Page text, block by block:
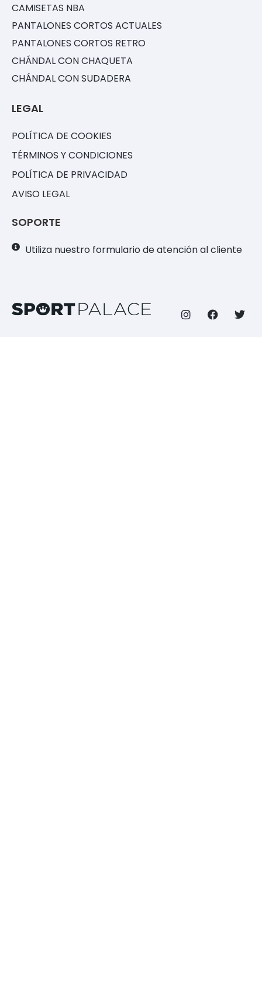
CAMISETAS NBA
PANTALONES CORTOS ACTUALES
PANTALONES CORTOS RETRO
CHÁNDAL CON CHAQUETA
CHÁNDAL CON SUDADERA
LEGAL
POLÍTICA DE COOKIES
TÉRMINOS Y CONDICIONES
POLÍTICA DE PRIVACIDAD
AVISO LEGAL
SOPORTE
Utiliza nuestro formulario de atención al cliente